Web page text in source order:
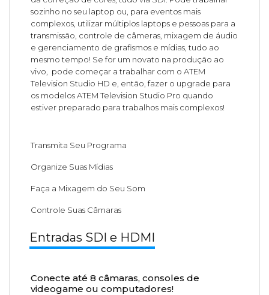
sozinho no seu laptop ou, para eventos mais
complexos, utilizar múltiplos laptops e pessoas para a
transmissão, controle de câmeras, mixagem de áudio
e gerenciamento de grafismos e mídias, tudo ao
mesmo tempo! Se for um novato na produção ao
vivo, pode começar a trabalhar com o ATEM
Television Studio HD e, então, fazer o upgrade para
os modelos ATEM Television Studio Pro quando
estiver preparado para trabalhos mais complexos!
Transmita Seu Programa
Organize Suas Mídias
Faça a Mixagem do Seu Som
Controle Suas Câmaras
Entradas SDI e HDMI
Conecte até 8 câmaras, consoles de
videogame ou computadores!